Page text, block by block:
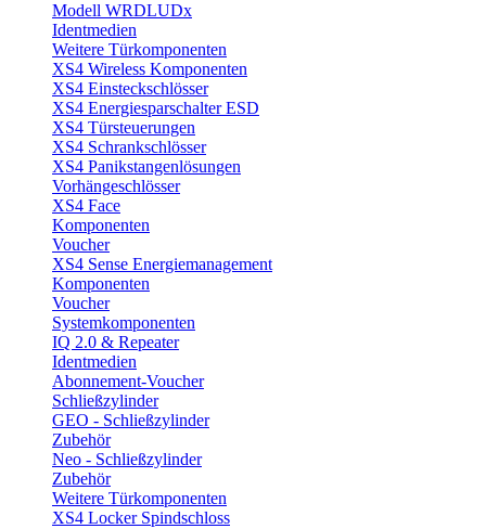
Modell WRDLUDx
Identmedien
Weitere Türkomponenten
XS4 Wireless Komponenten
XS4 Einsteckschlösser
XS4 Energiesparschalter ESD
XS4 Türsteuerungen
XS4 Schrankschlösser
XS4 Panikstangenlösungen
Vorhängeschlösser
XS4 Face
Komponenten
Voucher
XS4 Sense Energiemanagement
Komponenten
Voucher
Systemkomponenten
IQ 2.0 & Repeater
Identmedien
Abonnement-Voucher
Schließzylinder
GEO - Schließzylinder
Zubehör
Neo - Schließzylinder
Zubehör
Weitere Türkomponenten
XS4 Locker Spindschloss